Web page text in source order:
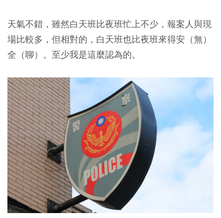
天氣不錯，雖然白天班比夜班忙上不少，報案人與現
場比較多，但相對的，白天班也比夜班來得安（無）
全（聊）。至少我是這麼認為的。